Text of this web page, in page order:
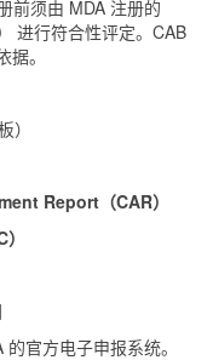
前须由 MDA 注册的
进行符合性评定。CAB
。
）
Report（CAR）
的官方电子申报系统。